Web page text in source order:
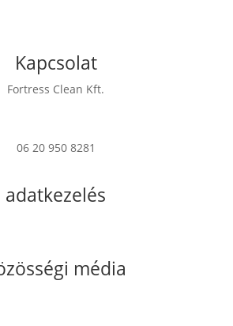
Kapcsolat
Fortress Clean Kft.
06 20 950 8281
adatkezelés
média